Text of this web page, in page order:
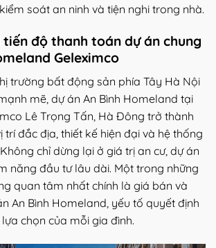
soát an ninh và tiện nghi trong nhà.
tiến độ thanh toán dự án chung
Geleximco
trường bất động sản phía Tây Hà Nội
mẽ, dự án An Bình Homeland tại
Lê Trọng Tấn, Hà Đông trở thành
trí đắc địa, thiết kế hiện đại và hệ thống
chỉ dừng lại ở giá trị an cư, dự án
năng đầu tư lâu dài. Một trong những
quan tâm nhất chính là giá bán và
An Bình Homeland, yếu tố quyết định
chọn của mỗi gia đình.